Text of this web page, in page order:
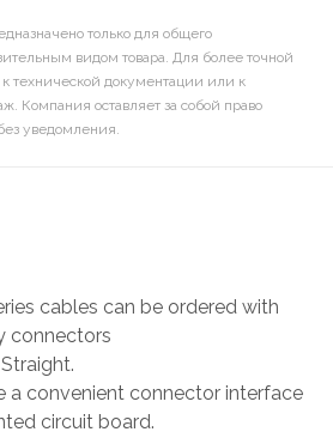
только для общего
видом товара. Для более точной
технической документации или к
Компания оставляет за собой право
уведомления.
cables can be ordered with
connectors
a convenient connector interface
circuit board.